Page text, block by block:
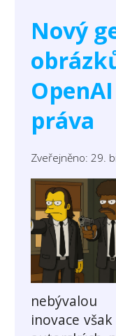
Nový
práva
Zveřejněno: 29.
inovace